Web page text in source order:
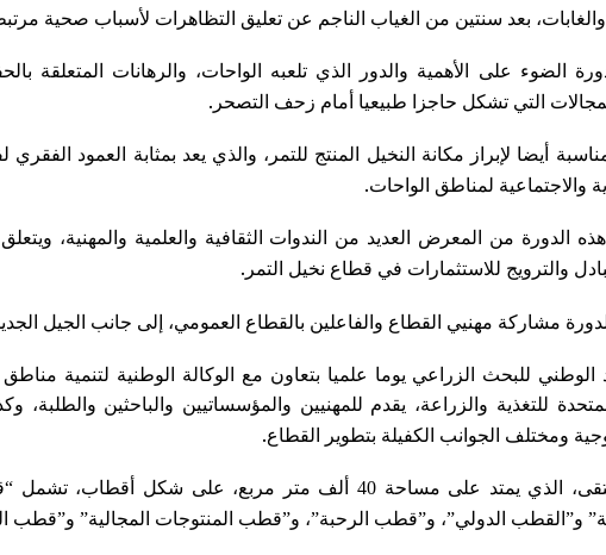
والغابات، بعد سنتين من الغياب الناجم عن تعليق التظاهرات لأسباب صحية مرتبطة
الضوء على الأهمية والدور الذي تلعبه الواحات، والرهانات المتعلقة
التي تشكل حاجزا طبيعيا أمام زحف التصحر .
أيضا لإبراز مكانة النخيل المنتج للتمر، والذي يعد بمثابة العمود
والاجتماعية لمناطق الواحات.
الدورة من المعرض العديد من الندوات الثقافية والعلمية والمهنية، ويتعلق
والترويج للاستثمارات في قطاع نخيل التمر .
مشاركة مهنيي القطاع والفاعلين بالقطاع العمومي، إلى جانب الجيل
للبحث الزراعي يوما علميا بتعاون مع الوكالة الوطنية لتنمية
للتغذية والزراعة، يقدم للمهنيين والمؤسساتيين والباحثين والطلبة،
ومختلف الجوانب الكفيلة بتطوير القطاع.
وينظم هذا الملتقى، الذي يمتد على مساحة 40 ألف متر مربع،
و”القطب الدولي”، و”قطب الرحبة”، و”قطب المنتوجات المجالية” و”قطب